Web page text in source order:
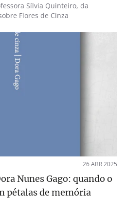
Sílvia Quinteiro, da
Flores de Cinza
26 ABR 2025
Nunes Gago: quando o
pétalas de memória